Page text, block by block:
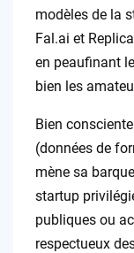
modèles de la
Fal.ai et
en peaufinant
bien les
Bien
(données de
mène sa
startup
publiques ou
respectueux